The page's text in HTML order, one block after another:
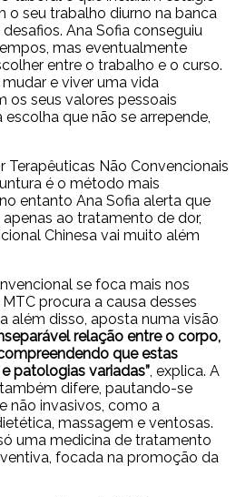
o seu trabalho diurno na banca
Ana Sofia conseguiu
mas eventualmente
entre o trabalho e o curso.
e viver uma vida
os seus valores pessoais
que não se arrepende,
Terapêuticas Não Convencionais
é o método mais
entanto Ana Sofia alerta que
ao tratamento de dor,
Chinesa vai muito além
se foca mais nos
procura a causa desses
além disso, aposta numa visão
relação entre o corpo,
que estas
patologias variadas”, explica. A
difere, pautando-se
não invasivos, como a
massagem e ventosas.
uma medicina de tratamento
focada na promoção da